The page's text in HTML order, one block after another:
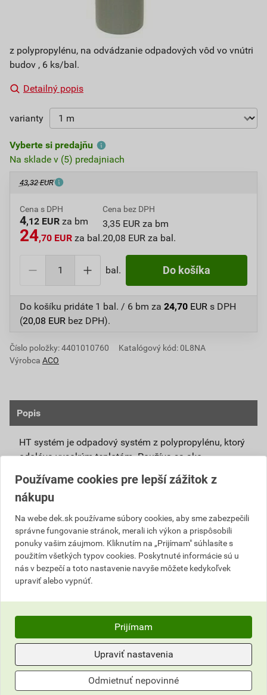
z polypropylénu, na odvádzanie odpadových vôd vo vnútri
budov , 6 ks/bal.
Detailný popis
varianty
Vyberte si predajňu
Na sklade v (5) predajniach
43,32 EUR
Cena s DPH
4,12 EUR za bm
24,70 EUR za bal.
Cena bez DPH
3,35 EUR za bm
20,08 EUR za bal.
bal. Do košíka
Do košíku pridáte 1 bal. / 6 bm za 24,70 EUR s DPH
(20,08 EUR bez DPH).
Číslo položky:4401010760
Katalógový kód: 0L8NA
Výrobca ACO
Popis
HT systém je odpadový systém z polypropylénu, ktorý
odoláva vysokým teplotám. Používa sa ako
vnútri budov pri vyššom teplotnom alebo chemickom
zaťažení bez nároku na zníženú horľavosť. Výhody:
vysoké úžitkové vlastnosti – ohľad na vysoké
mechanické, hygienické a ekologické
požiadavky,
bezpečná prevádzka, nízke riziko zanášania –
hrdlový spoj je tesnený viacnásobným tesniacim
životnosť až 100 rokov – vyrábaný z
polypropylénu, ktorý má vysokú húževnatosť,
dlhodobú teplotnú aj chemickú stabilitu,
univerzálne použitie,
jednoduchá montáž,
Používame cookies pre lepší zážitok z
nákupu
Na webe dek.sk používame súbory cookies, aby sme zabezpečili
správne fungovanie stránok, merali ich výkon a prispôsobili
ponuky vašim záujmom. Kliknutím na „Prijímam" súhlasíte s
použitím všetkých typov cookies. Poskytnuté informácie sú u
nás v bezpečí a toto nastavenie navyše môžete kedykoľvek
upraviť alebo vypnúť.
Prijímam
Upraviť nastavenia
Odmietnuť nepovinné